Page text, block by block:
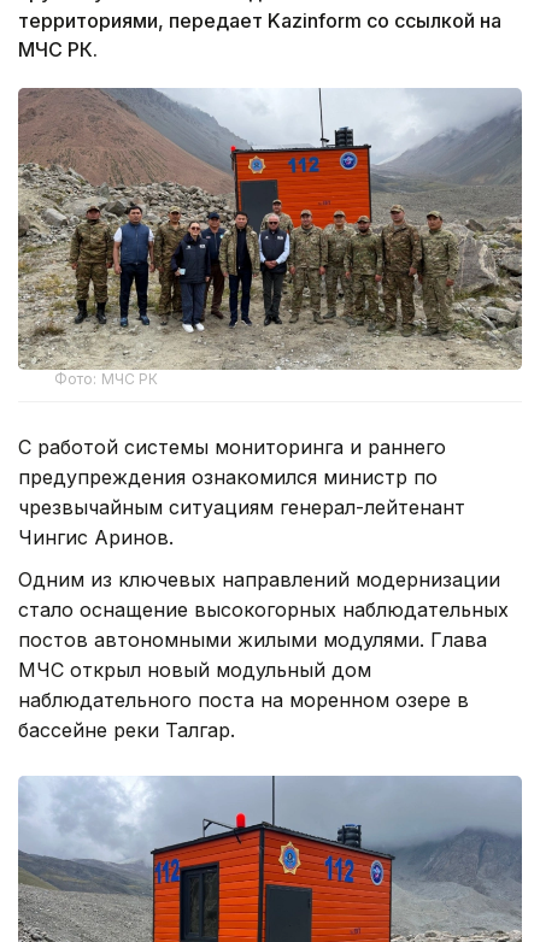
территориями, передает Kazinform со ссылкой на
МЧС РК.
Фото: МЧС РК
С работой системы мониторинга и раннего
предупреждения ознакомился министр по
чрезвычайным ситуациям генерал-лейтенант
Чингис Аринов.
Одним из ключевых направлений модернизации
стало оснащение высокогорных наблюдательных
постов автономными жилыми модулями. Глава
МЧС открыл новый модульный дом
наблюдательного поста на моренном озере в
бассейне реки Талгар.